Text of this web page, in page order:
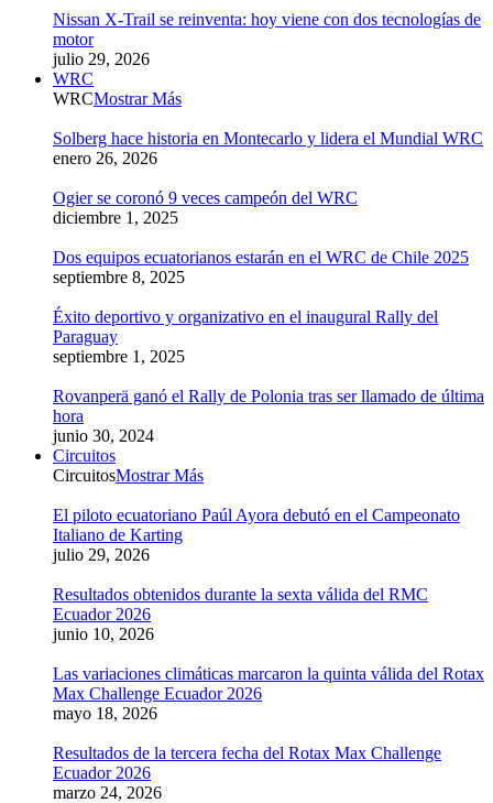
Nissan X-Trail se reinventa: hoy viene con dos tecnologías de
motor
julio 29, 2026
WRC
WRCMostrar Más
Solberg hace historia en Montecarlo y lidera el Mundial WRC
enero 26, 2026
Ogier se coronó 9 veces campeón del WRC
diciembre 1, 2025
Dos equipos ecuatorianos estarán en el WRC de Chile 2025
septiembre 8, 2025
Éxito deportivo y organizativo en el inaugural Rally del
Paraguay
septiembre 1, 2025
Rovanperä ganó el Rally de Polonia tras ser llamado de última
hora
junio 30, 2024
Circuitos
CircuitosMostrar Más
El piloto ecuatoriano Paúl Ayora debutó en el Campeonato
Italiano de Karting
julio 29, 2026
Resultados obtenidos durante la sexta válida del RMC
Ecuador 2026
junio 10, 2026
Las variaciones climáticas marcaron la quinta válida del Rotax
Max Challenge Ecuador 2026
mayo 18, 2026
Resultados de la tercera fecha del Rotax Max Challenge
Ecuador 2026
marzo 24, 2026